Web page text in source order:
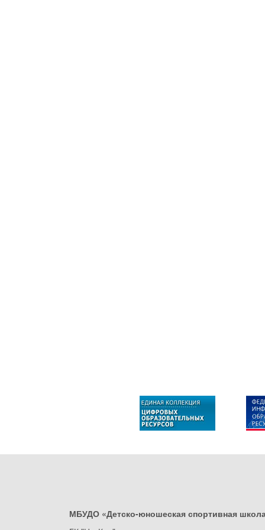
МБУДО «Детско-юношеская спортивная